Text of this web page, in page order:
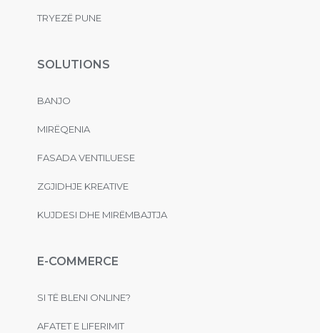
TRYEZË PUNE
SOLUTIONS
BANJO
MIRËQENIA
FASADA VENTILUESE
ZGJIDHJE KREATIVE
KUJDESI DHE MIRËMBAJTJA
E-COMMERCE
SI TË BLENI ONLINE?
AFATET E LIFERIMIT